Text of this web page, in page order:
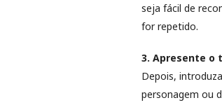
seja fácil de
for repetido.
3. Apresente o
Depois,
personagem ou